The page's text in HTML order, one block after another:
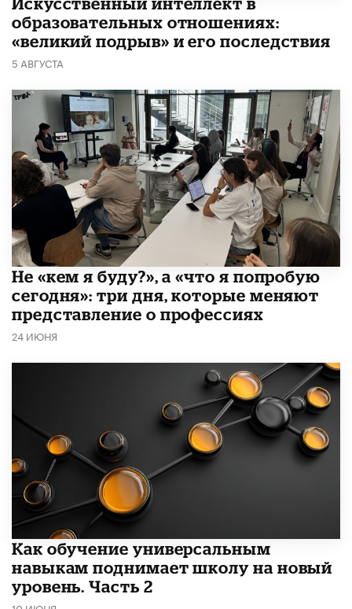
образовательных отношениях:
«великий подрыв» и его последствия
5 АВГУСТА
Не «кем я буду?», а «что я попробую
сегодня»: три дня, которые меняют
представление о профессиях
24 ИЮНЯ
​Как обучение универсальным
навыкам поднимает школу на новый
уровень. Часть 2